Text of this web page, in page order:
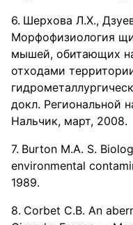
Шерхова Л.Х.,
Морфофизиология
мышей, обитающих
отходами
докл. Региональной
Нальчик, март, 2008.
Burton M.A. S.
environmental
1989.
Corbet C.B. An